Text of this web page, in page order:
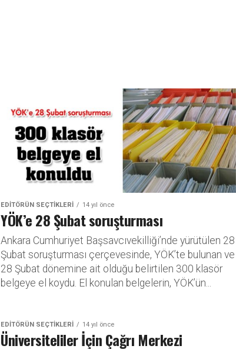
EDITÖRÜN SEÇTIKLERI 14 yıl önce
YÖK’e 28 Şubat soruşturması
Ankara Cumhuriyet Başsavcıvekilliği’nde yürütülen 28
Şubat soruşturması çerçevesinde, YÖK’te bulunan ve
28 Şubat dönemine ait olduğu belirtilen 300 klasör
belgeye el koydu. El konulan belgelerin, YÖK’ün...
EDITÖRÜN SEÇTIKLERI 14 yıl önce
Üniversiteliler İçin Çağrı Merkezi